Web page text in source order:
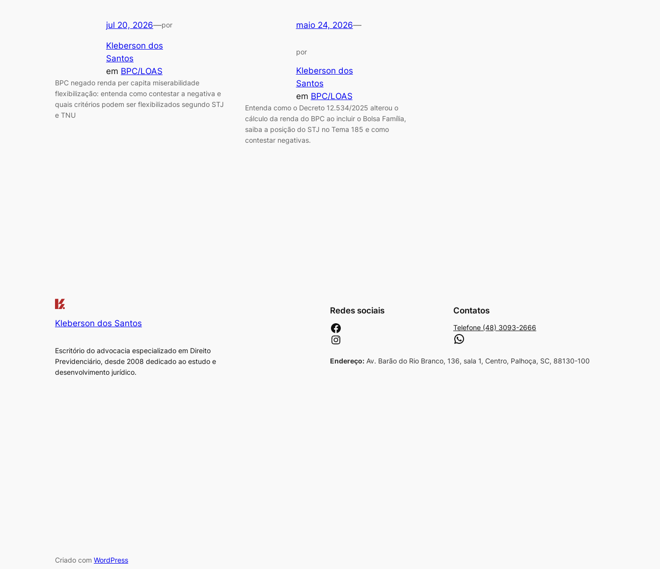
jul 20, 2026—por
Kleberson dos
Santos
em BPC/LOAS
BPC negado renda per capita miserabilidade
flexibilização: entenda como contestar a negativa e
quais critérios podem ser flexibilizados segundo STJ
e TNU
maio 24, 2026—
por
Kleberson dos
Santos
em BPC/LOAS
Entenda como o Decreto 12.534/2025 alterou o
cálculo da renda do BPC ao incluir o Bolsa Família,
saiba a posição do STJ no Tema 185 e como
contestar negativas.
Kleberson dos Santos
Escritório do advocacia especializado em Direito
Previdenciário, desde 2008 dedicado ao estudo e
desenvolvimento jurídico.
Redes sociais
Facebook
Instagram
Contatos
Telefone (48) 3093-2666
WhatsApp
Endereço: Av. Barão do Rio Branco, 136, sala 1, Centro, Palhoça, SC, 88130-100
Criado com WordPress